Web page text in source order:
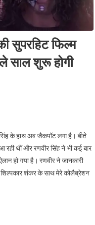
सुपरहिट फिल्म
साल शुरू होगी
के हाथ अब जैकपॉट लगा है। बीते
थीं और रणवीर सिंह ने भी कई बार
हो गया है। रणवीर ने जानकारी
शिल्पकार शंकर के साथ मेरे कोलैब्रेशन